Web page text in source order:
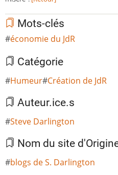
Mots-clés
économie du JdR
Catégorie
Humeur Création de JdR
Auteur.ice.s
Steve Darlington
Nom du site
blogs de S. Darlington